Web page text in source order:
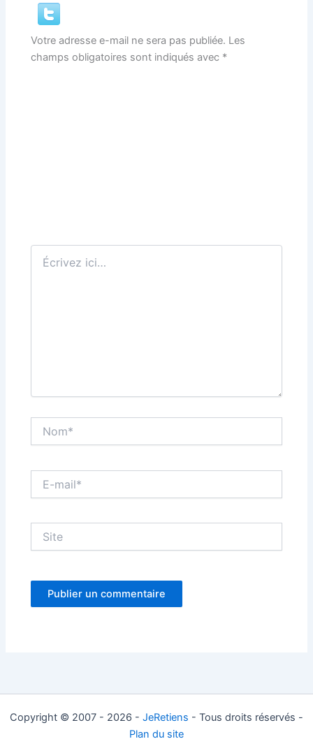
Votre adresse e-mail ne sera pas publiée. Les
champs obligatoires sont indiqués avec *
Écrivez
ici…
mail*
Copyright © 2007 - 2026 - JeRetiens - Tous droits réservés -
Plan du site